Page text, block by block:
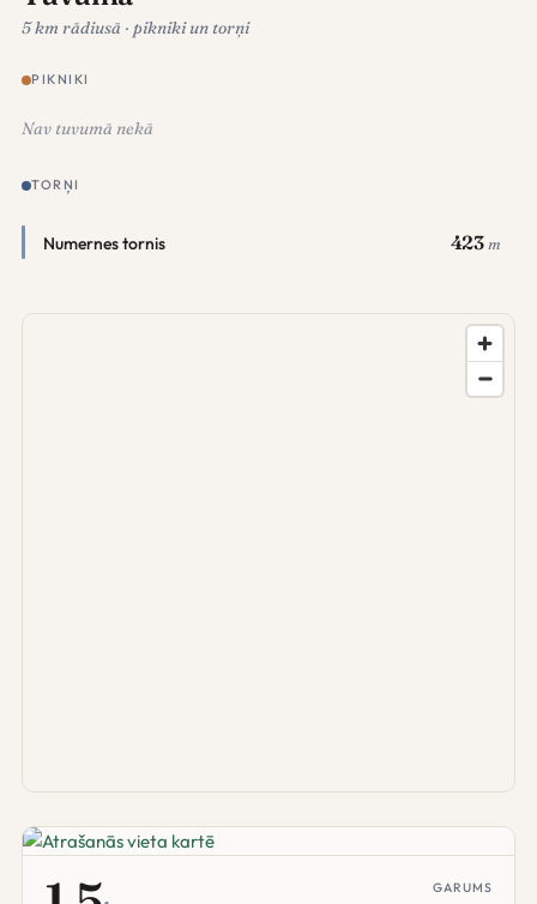
5 km rādiusā · pikniki un torņi
PIKNIKI
Nav tuvumā nekā
TORŅI
Numernes tornis 423 m
GARUMS